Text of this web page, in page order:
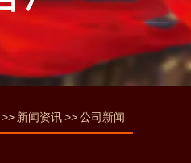
>> 新闻资讯>>公司新闻